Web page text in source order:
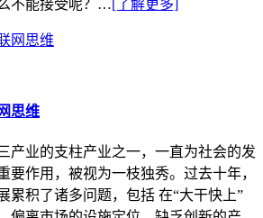
思维
要作用，被视为一枝独秀。过去十年，
偏离市场的设施定位、缺乏创新的产
等。分析2014年酒店行业现状了解到，
延续了之前的态势，收入…[了解更多]